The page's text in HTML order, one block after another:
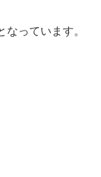
っています。